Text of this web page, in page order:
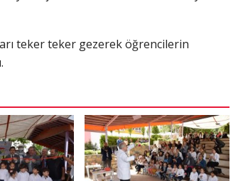
teker teker gezerek öğrencilerin
(21 Mart - 20 Nisan)
Koç Burcunun 07.08.2026 Günlük Yorumu